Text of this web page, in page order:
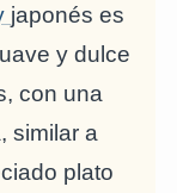
japonés es
y dulce
con una
similar a
plato